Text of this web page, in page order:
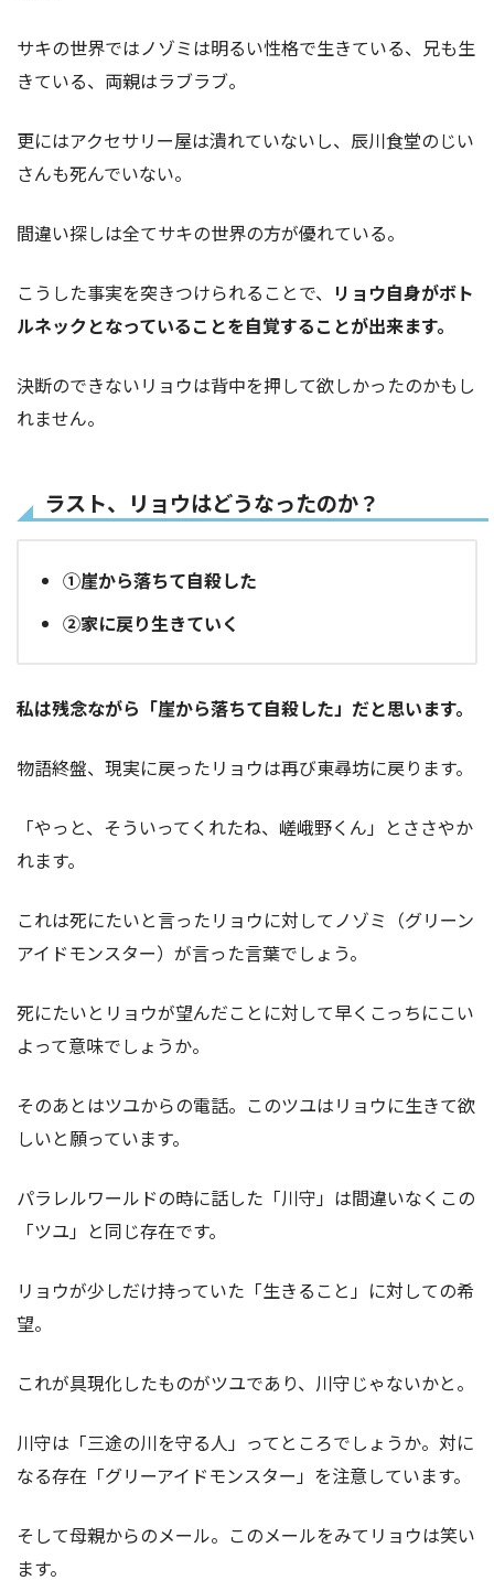
サキの世界ではノゾミは明るい性格で生きている、兄も生
きている、両親はラブラブ。
更にはアクセサリー屋は潰れていないし、辰川食堂のじい
さんも死んでいない。
間違い探しは全てサキの世界の方が優れている。
こうした事実を突きつけられることで、 リョウ自身がボト
ルネックとなっていることを自覚することが出来ます。
決断のできないリョウは背中を押して欲しかったのかもし
れません。
ラスト、リョウはどうなったのか？
①崖から落ちて自殺した
②家に戻り生きていく
私は残念ながら「崖から落ちて自殺した」だと思います。
物語終盤、現実に戻ったリョウは再び東尋坊に戻ります。
「やっと、そういってくれたね、嵯峨野くん」とささやか
れます。
これは死にたいと言ったリョウに対してノゾミ（グリーン
アイドモンスター）が言った言葉でしょう。
死にたいとリョウが望んだことに対して早くこっちにこい
よって意味でしょうか。
そのあとはツユからの電話。このツユはリョウに生きて欲
しいと願っています。
パラレルワールドの時に話した「川守」は間違いなくこの
「ツユ」と同じ存在です。
リョウが少しだけ持っていた「生きること」に対しての希
望。
これが具現化したものがツユであり、川守じゃないかと。
川守は「三途の川を守る人」ってところでしょうか。対に
なる存在「グリーアイドモンスター」を注意しています。
そして母親からのメール。このメールをみてリョウは笑い
ます。